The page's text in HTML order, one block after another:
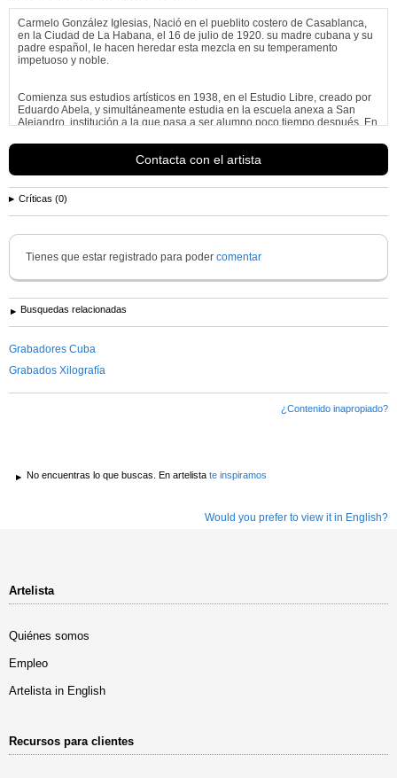
Carmelo González Iglesias, Nació en el pueblito costero de Casablanca,
en la Ciudad de La Habana, el 16 de julio de 1920. su madre cubana y su
padre español, le hacen heredar esta mezcla en su temperamento
impetuoso y noble.
Comienza sus estudios artísticos en 1938, en el Estudio Libre, creado por
Eduardo Abela, y simultáneamente estudia en la escuela anexa a San
Alejandro, institución a la que pasa a ser alumno poco tiempo después. En
Ver más información deCarmelo González Iglesias
Contacta con el artista
Críticas (0)
Tienes que estar registrado para poder comentar
Busquedas relacionadas
Grabadores Cuba
Grabados Xilografía
¿Contenido inapropiado?
No encuentras lo que buscas. En artelista te inspiramos
Would you prefer to view it in English?
Artelista
Quiénes somos
Empleo
Artelista in English
Recursos para clientes